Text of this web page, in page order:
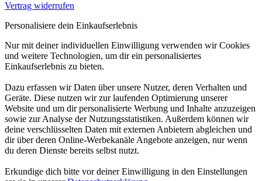
Vertrag widerrufen
Personalisiere dein Einkaufserlebnis
Nur mit deiner individuellen Einwilligung verwenden wir Cookies
und weitere Technologien, um dir ein personalisiertes
Einkaufserlebnis zu bieten.
Dazu erfassen wir Daten über unsere Nutzer, deren Verhalten und
Geräte. Diese nutzen wir zur laufenden Optimierung unserer
Website und um dir personalisierte Werbung und Inhalte anzuzeigen
sowie zur Analyse der Nutzungsstatistiken. Außerdem können wir
deine verschlüsselten Daten mit externen Anbietern abgleichen und
dir über deren Online-Werbekanäle Angebote anzeigen, nur wenn
du deren Dienste bereits selbst nutzt.
Erkundige dich bitte vor deiner Einwilligung in den Einstellungen